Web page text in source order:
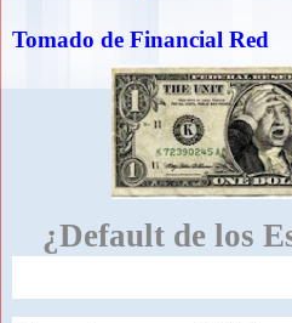
Tomado de Financial Red
¿Default de los